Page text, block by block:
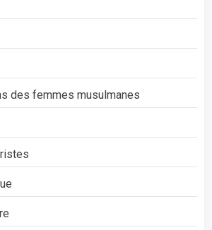
des femmes musulmanes